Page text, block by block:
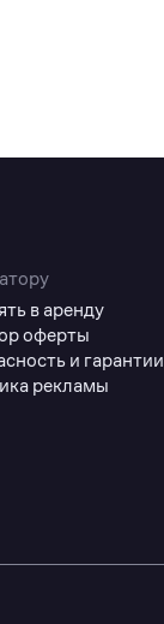
в аренду
оферты
и гарантии
рекламы